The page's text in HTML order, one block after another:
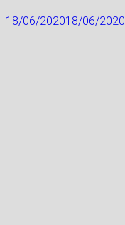
18/06/202018/06/2020